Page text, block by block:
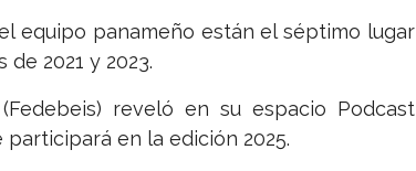
equipo panameño están el séptimo lugar
2021 y 2023.
reveló en su espacio Podcast
en la edición 2025.